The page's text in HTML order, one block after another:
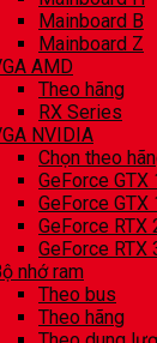
Mainboard B
Mainboard Z
AMD
Theo hãng
RX Series
NVIDIA
Chọn theo
GeForce
GeForce
GeForce
GeForce
nhớ ram
Theo bus
Theo hãng